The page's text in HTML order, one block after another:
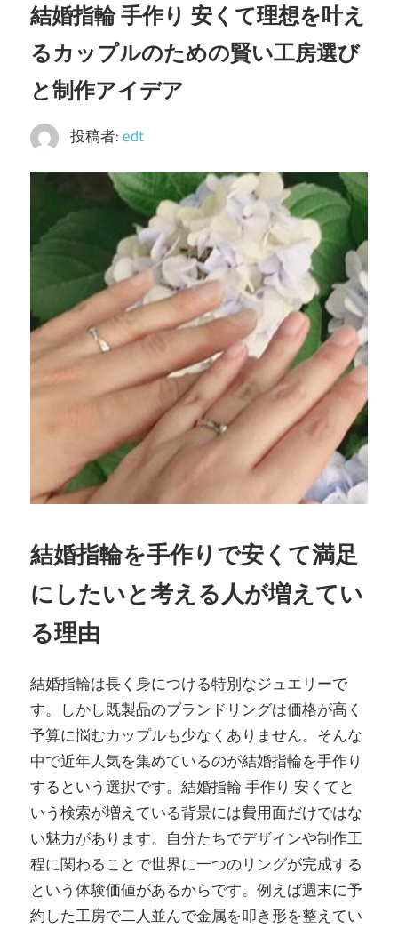
結婚指輪 手作り 安くて理想を叶え
るカップルのための賢い工房選び
と制作アイデア
投稿者:edt
結婚指輪を手作りで安くて満足
にしたいと考える人が増えてい
る理由
結婚指輪は長く身につける特別なジュエリーで
す。しかし既製品のブランドリングは価格が高く
予算に悩むカップルも少なくありません。そんな
中で近年人気を集めているのが結婚指輪を手作り
するという選択です。結婚指輪 手作り 安くてと
いう検索が増えている背景には費用面だけではな
い魅力があります。自分たちでデザインや制作工
程に関わることで世界に一つのリングが完成する
という体験価値があるからです。例えば週末に予
約した工房で二人並んで金属を叩き形を整えてい